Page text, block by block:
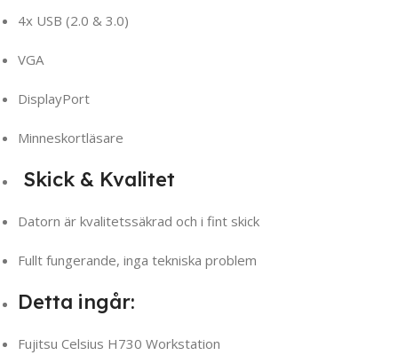
4x USB (2.0 & 3.0)
VGA
DisplayPort
Minneskortläsare
Skick & Kvalitet
Datorn är kvalitetssäkrad och i fint skick
Fullt fungerande, inga tekniska problem
Detta ingår:
Fujitsu Celsius H730 Workstation